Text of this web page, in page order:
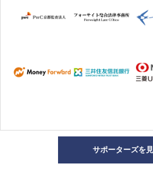
サポーターズを